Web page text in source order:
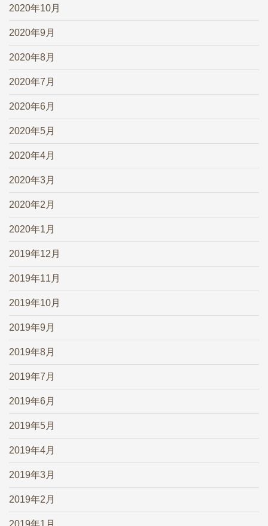
2020年10月
2020年9月
2020年8月
2020年7月
2020年6月
2020年5月
2020年4月
2020年3月
2020年2月
2020年1月
2019年12月
2019年11月
2019年10月
2019年9月
2019年8月
2019年7月
2019年6月
2019年5月
2019年4月
2019年3月
2019年2月
2019年1月